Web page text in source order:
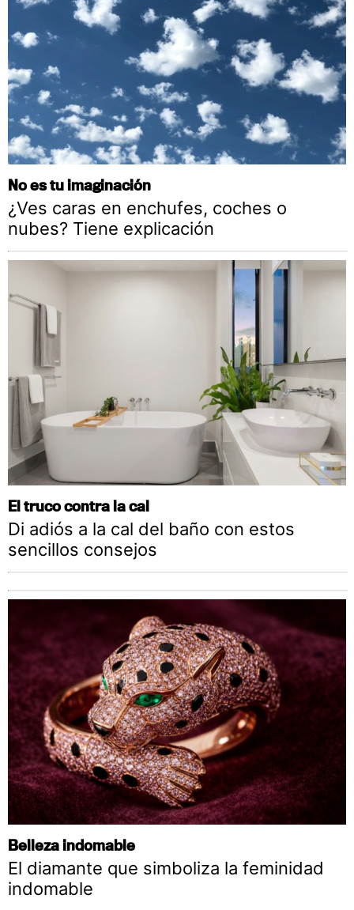
No es tu imaginación
¿Ves caras en enchufes, coches o
nubes? Tiene explicación
El truco contra la cal
Di adiós a la cal del baño con estos
sencillos consejos
Belleza indomable
El diamante que simboliza la feminidad
indomable